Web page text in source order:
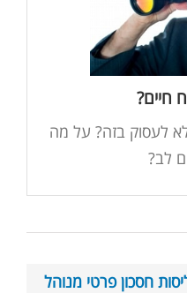
חיים?
לעסוק בזה? על מה
לב?
ועם כמה? מה השכר
אתם שייכים ומה
הפנסיה הותיקות
חסכון פרטי מנוהל